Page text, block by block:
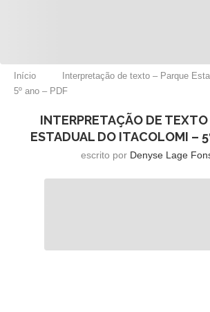
Início
Interpretação de texto – Parque
5º ano – PDF
INTERPRETAÇÃO DE TEXTO
ESTADUAL DO ITACOLOMI –
escrito por Denyse Lage